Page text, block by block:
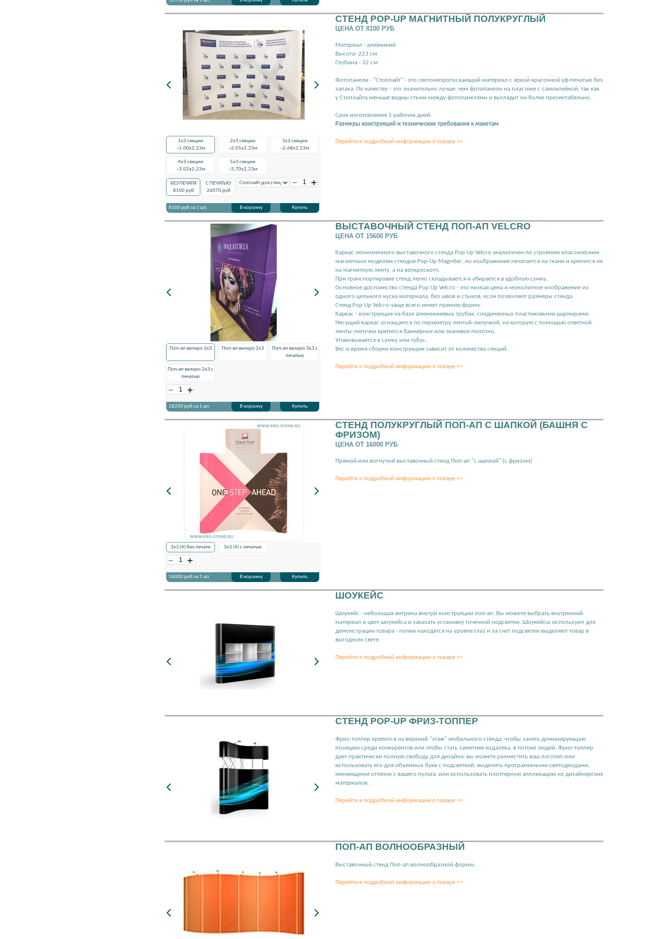
1x3 секции
~1,00х2,23м
2x3 секции
~2,05х2,23м
3x3 секции
~2,68х2,23м
4x3 секции
~3,02х2,23м
5x3 секции
~3,70х2,23м
БЕЗ ПЕЧАТИ
8100руб
С ПЕЧАТЬЮ
26070руб
8100руб за 1 шт. В корзину Купить
СТЕНД POP-UP МАГНИТНЫЙ ПОЛУКРУГЛЫЙ
ЦЕНА ОТ 8100 РУБ
Материал - алюминий
Высота- 223 см
Глубина - 32 см
Фотопанели - "Стоплайт" - это светонепропускающий материал с яркой красочной уф-печатью без
запаха. По качеству - это значительно лучше, чем фотопанели на пластике с самоклейкой, так как
у Стоплайта меньше видны стыки между фотопанелями и выглядит он более презентабельно.
Срок изготовления 5 рабочих дней.
Размеры конструкций и технические требования к макетам
Перейти к подробной информации о товаре >>
Поп-ап велкро 3х3 Поп-ап велкро 2х3
Поп-ап велкро 3х3 с
печатью
Поп-ап велкро 2х3 с
печатью
18200руб за 1 шт. В корзину Купить
ВЫСТАВОЧНЫЙ СТЕНД ПОП-АП VELCRO
ЦЕНА ОТ 15600 РУБ
Каркас зкономичного выставочного стенда Pop Up Velcro аналогичен по строению классическим
магнитным моделям стендов Pop-Up Magnitec, но изображение печатается на ткани и крепится не
на магнитную ленту, а на велкроскотч.
При транспортировке стенд легко складывается и убирается в удобную сумку.
Основное достоинство стенда Pop Up Velcro - это низкая цена и монолитное изображение из
одного цельного куска материала, без швов и стыков, если позволяют размеры стенда.
Стенд Pop Up Velcro чаще всего имеет прямую форму.
Каркас - конструкция на базе алюминиевых трубок, соединённых пластиковыми шарнирами.
Несущий каркас оснащается по периметру лентой-липучкой, на которую с помощью ответной
ленты-липучки крепится баннерное или тканевое полотно.
Упаковывается в сумку или тубус.
Вес и время сборки конструкции зависит от количества секций.
Перейти к подробной информации о товаре >>
3х3 (4) без печати 3х3 (4) с печатью
16000руб за 1 шт. В корзину Купить
СТЕНД ПОЛУКРУГЛЫЙ ПОП-АП С ШАПКОЙ (БАШНЯ С
ФРИЗОМ)
ЦЕНА ОТ 16000 РУБ
Прямой или вогнутый выставочный стенд Поп-ап "с шапкой" (с фризом)
Перейти к подробной информации о товаре >>
ШОУКЕЙС
Шоукейс - небольшая витрина внутри конструкции поп-ап. Вы можете выбрать внутренний
материал и цвет шоукейса и заказать установку точечной подсветки. Шоукейсы используют для
демонстрации товара - полки находятся на уровне глаз и за счет подсветки выделяют товар в
выгодном свете.
Перейти к подробной информации о товаре >>
СТЕНД POP-UP ФРИЗ-ТОППЕР
Фриз-топпер крепится на верхний "этаж" мобильного стенда, чтобы занять доминирующую
позицию среди конкурентов или чтобы стать заметнее издалека, в потоке людей. Фриз-топпер
дает практически полную свободу для дизайна: вы можете разместить ваш логотип или
использовать его для объемных букв с подсветкой, выделить программными светодиодами,
меняющими оттенок с вашего пульта, или использовать плоттерную аппликацию из дизайнерских
материалов.
Перейти к подробной информации о товаре >>
ПОП-АП ВОЛНООБРАЗНЫЙ
Выставочный стенд Поп-ап волнообразной формы.
Перейти к подробной информации о товаре >>